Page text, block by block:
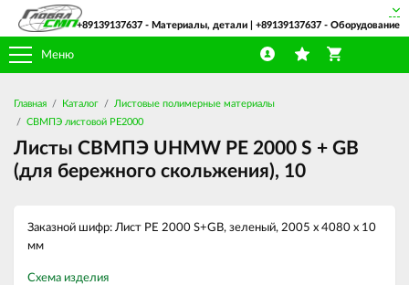
Меню
+89139137637 - Материалы, детали | +89139137637 - Оборудование
Главная Каталог
Листовые полимерные материалы
СВМПЭ листовой PE2000
Листы СВМПЭ UHMW PE 2000 S + GB
(для бережного скольжения), 10
Заказной шифр: Лист PE 2000 S+GB, зеленый, 2005 х 4080 х 10
мм
Схема изделия